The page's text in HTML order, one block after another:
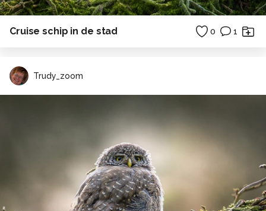
Cruise schip in de stad 0 1
Trudy_zoom